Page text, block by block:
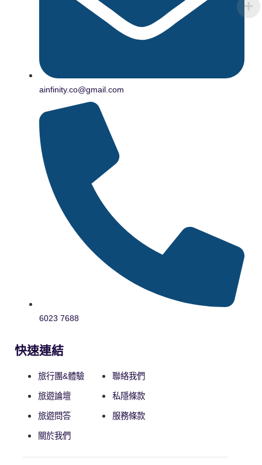
ainfinity.co@gmail.com
6023 7688
快速連結
旅行團&體驗
旅遊論壇
旅遊問答
關於我們
聯絡我們
私隱條款
服務條款